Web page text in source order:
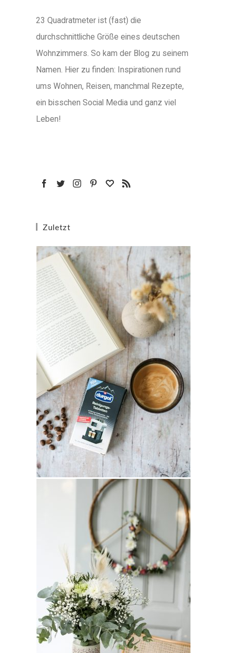
23 Quadratmeter ist (fast) die
durchschnittliche Größe eines deutschen
Wohnzimmers. So kam der Blog zu seinem
Namen. Hier zu finden: Inspirationen rund
ums Wohnen, Reisen, manchmal Rezepte,
ein bisschen Social Media und ganz viel
Leben!
Zuletzt